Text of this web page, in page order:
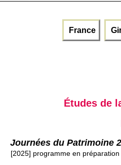
France
Études de
Journées du Patrimoine
[2025] programme en